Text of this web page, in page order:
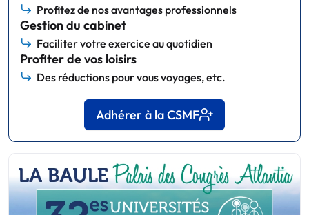
Profitez de nos avantages professionnels
Gestion du cabinet
Faciliter votre exercice au quotidien
Profiter de vos loisirs
Des réductions pour vous voyages, etc.
Adhérer à la CSMF